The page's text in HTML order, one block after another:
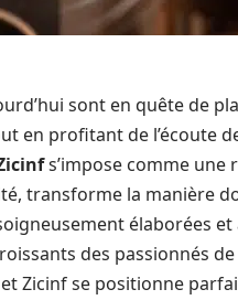
sont en quête de
en profitant de l’écoute
s’impose comme une
transforme la manière
élaborées
des passionnés
Zicinf se positionne